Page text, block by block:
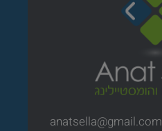
anatsella@gmail.com